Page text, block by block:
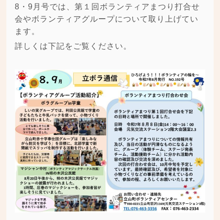
8・9月号では、第１回ボランティアまつり打合せ
会やボランティアグループについて取り上げてい
ます。
詳しくは下記をご覧ください。